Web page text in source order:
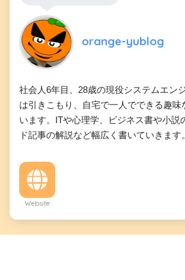
orange-yublog
社会人6年目、28歳の現役システムエン
は引きこもり、自宅で一人でできる趣味
います。ITや心理学、ビジネス書や小説
ド記事の解説など幅広く書いていきます。
Website